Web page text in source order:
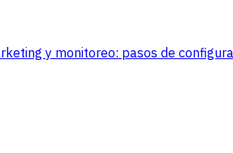
y monitoreo: pasos de